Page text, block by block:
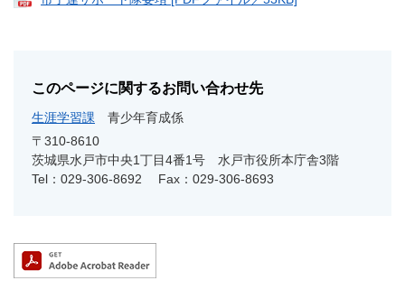
このページに関するお問い合わせ先
生涯学習課
青少年育成係
〒310-8610
茨城県水戸市中央1丁目4番1号 水戸市役所本庁舎3階
Tel：029-306-8692
Fax：029-306-8693